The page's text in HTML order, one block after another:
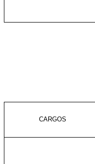
CARGOS